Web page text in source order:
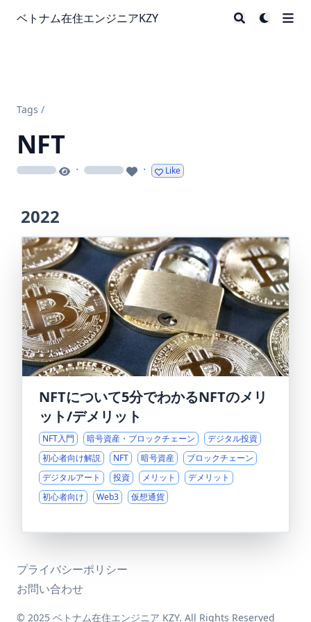
ベトナム在住エンジニアKZY
Tags /
NFT
loading · loading · Like
2022
NFTについて5分でわかるNFTのメリ
ット/デメリット
NFT入門 暗号資産・ブロックチェーン
デジタル投資
初心者向け解説
NFT 暗号資産
ブロックチェーン
デジタルアート
投資 メリット
デメリット
初心者向け
Web3 仮想通貨
プライバシーポリシー
お問い合わせ
© 2025 ベトナム在住エンジニア KZY. All Rights Reserved